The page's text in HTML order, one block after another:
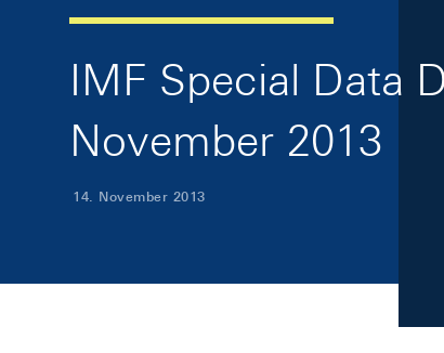
IMF Special Data
November 2013
14. November 2013